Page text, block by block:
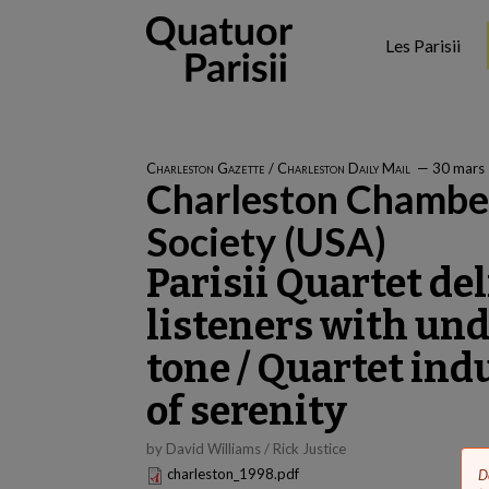
Les Parisii
Charleston Gazette / Charleston Daily Mail — 30
Charleston
Society (USA)
Parisii Quartet
listeners with
tone / Quartet
of serenity
by David Williams / Rick Justice
charleston_1998.pdf